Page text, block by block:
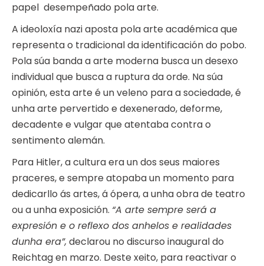
papel desempeñado pola arte.
A ideoloxía nazi aposta pola arte académica que
representa o tradicional da identificación do pobo.
Pola súa banda a arte moderna busca un desexo
individual que busca a ruptura da orde. Na súa
opinión, esta arte é un veleno para a sociedade, é
unha arte pervertido e dexenerado, deforme,
decadente e vulgar que atentaba contra o
sentimento alemán.
Para Hitler, a cultura era un dos seus maiores
praceres, e sempre atopaba un momento para
dedicarllo ás artes, á ópera, a unha obra de teatro
ou a unha exposición. “A arte sempre será a
expresión e o reflexo dos anhelos e realidades
dunha era”, declarou no discurso inaugural do
Reichtag en marzo. Deste xeito, para reactivar o